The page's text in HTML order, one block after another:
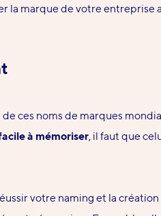
la marque de votre entreprise
ces noms de marques
à mémoriser, il faut que
votre naming et la